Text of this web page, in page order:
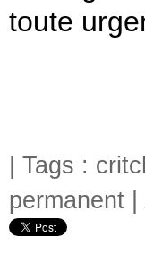
toute
| Tags :
permanent